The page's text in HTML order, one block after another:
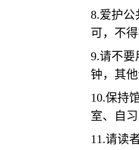
8.爱护
可，不
9.请不要
钟，其
10.保持
室、自
11.请读